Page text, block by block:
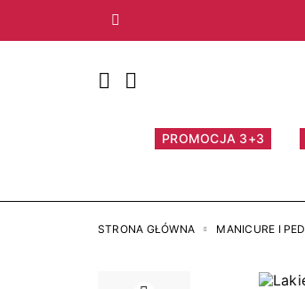
Poprzedni
PROMOCJA 3+3
STRONA GŁÓWNA MANICURE I